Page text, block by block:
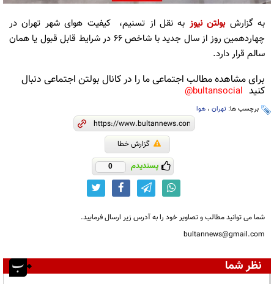
به گزارشبولتن نیوز به نقل از تسنیم، کیفیت هوای شهر تهران در
چهاردهمین روز از سال جدید با شاخص ۶۶ در شرایط قابل قبول یا همان
سالم قرار دارد.
برای مشاهده مطالب اجتماعی ما را در کانال بولتن اجتماعی دنبال
کنید bultansocial@
برچسب ها: تهران ، هوا
گزارش خطا
پسندیدم 0
شما می توانید مطالب و تصاویر خود را به آدرس زیر ارسال فرمایید.
bultannews@gmail.com
نظر شما